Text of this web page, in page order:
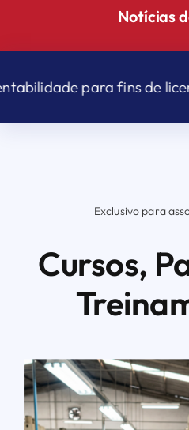
Notícias
ambiental deve
Exclusivo para
Cursos,